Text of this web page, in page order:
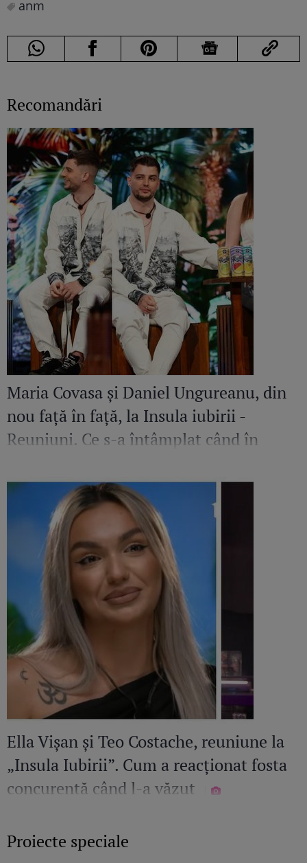
anm
Recomandări
Maria Covasa și Daniel Ungureanu, din
nou față în față, la Insula iubirii -
Reuniuni. Ce s-a întâmplat când în
concurent
Ella Vișan și Teo Costache, reuniune la
„Insula Iubirii”. Cum a reacționat fosta
concurentă când l-a văzut
Proiecte speciale